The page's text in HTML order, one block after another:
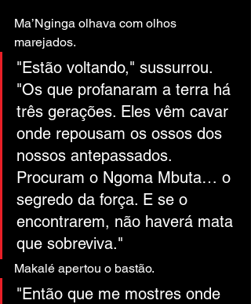
Ma’Nginga olhava com olhos
marejados.
"Estão voltando," sussurrou.
"Os que profanaram a terra há
três gerações. Eles vêm cavar
onde repousam os ossos dos
nossos antepassados.
Procuram o Ngoma Mbuta… o
segredo da força. E se o
encontrarem, não haverá mata
que sobreviva."
Makalé apertou o bastão.
"Então que me mostres onde